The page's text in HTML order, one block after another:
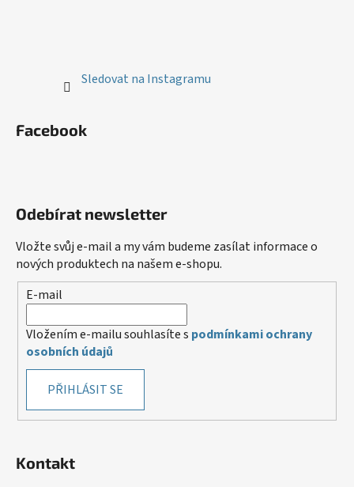
Sledovat na Instagramu
Facebook
Odebírat newsletter
Vložte svůj e-mail a my vám budeme zasílat informace o
nových produktech na našem e-shopu.
E-mail
Vložením e-mailu souhlasíte s podmínkami ochrany
osobních údajů
PŘIHLÁSIT SE
Kontakt